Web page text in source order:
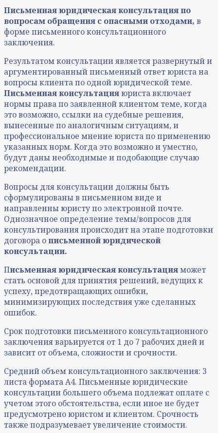
Письменная юридическая консультацияпо
вопросам обращения с опасными отходами, в
форме письменного консультационного
заключения.
Результатом консультации является развернутый и
аргументированный письменный ответ юриста на
вопросы клиента по одной юридической теме.
Письменная консультацияюриста включает
нормы права по заявленной клиентом теме, когда
это возможно, ссылки на судебные решения,
вынесенные по аналогичным ситуациям, и
профессиональное мнение юриста по применению
указанных норм. Когда это возможно и уместно,
будут даны необходимые и подобающие случаю
рекомендации.
Вопросы для консультации должны быть
сформулированы в письменном виде и
направленны юристу по электронной почте.
Однозначное определение темы/вопросов для
консультирования происходит на этапе подготовки
договора описьменной юридической
консультации.
Письменная юридическая консультацияможет
стать основой для принятия решений, ведущих к
успеху, предотвращающих ошибки,
минимизирующих последствия уже сделанных
ошибок.
Срок подготовки письменного консультационного
заключения варьируется от 1 до 7 рабочих дней и
зависит от объема, сложности и срочности.
Средний объем консультационного заключения: 3
листа формата А4. Письменные юридические
консультации большего объема подлежат оплате с
учетом этого обстоятельства, если иное не будет
предусмотрено юристом и клиентом. Срочность
также подразумевает увеличение стоимости.